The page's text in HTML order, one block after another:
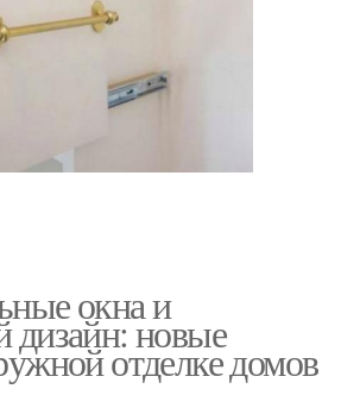
окна и
дизайн: новые
отделке домов